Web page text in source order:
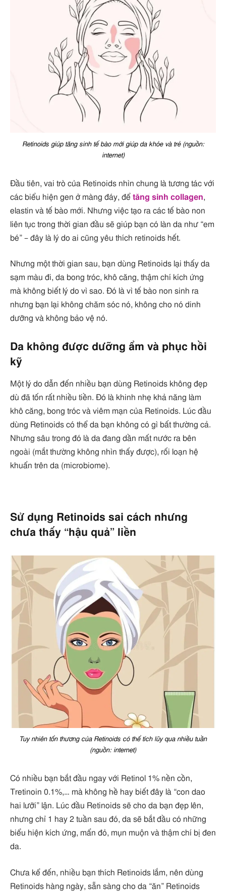
Retinoids giúp tăng sinh tế bào mới giúp da khỏe và trẻ (nguồn:
internet)
Đầu tiên, vai trò của Retinoids nhìn chung là tương tác với
các biểu hiện gen ở màng đáy, để tăng sinh collagen,
elastin và tế bào mới. Nhưng việc tạo ra các tế bào non
liên tục trong thời gian đầu sẽ giúp bạn có làn da như “em
bé” – đây là lý do ai cũng yêu thích retinoids hết.
Nhưng một thời gian sau, bạn dùng Retinoids lại thấy da
sạm màu đi, da bong tróc, khô căng, thậm chí kích ứng
mà không biết lý do vì sao. Đó là vì tế bào non sinh ra
nhưng bạn lại không chăm sóc nó, không cho nó dinh
dưỡng và không bảo vệ nó.
Da không được dưỡng ẩm và phục hồi
kỹ
Một lý do dẫn đến nhiều bạn dùng Retinoids không đẹp
dù đã tốn rất nhiều tiền. Đó là khinh nhẹ khả năng làm
khô căng, bong tróc và viêm mạn của Retinoids. Lúc đầu
dùng Retinoids có thể da bạn không có gì bất thường cả.
Nhưng sâu trong đó là da đang dần mất nước ra bên
ngoài (mắt thường không nhìn thấy được), rối loạn hệ
khuẩn trên da (microbiome).
Sử dụng Retinoids sai cách nhưng
chưa thấy “hậu quả” liền
Tuy nhiên tổn thương của Retinoids có thể tích lũy qua nhiều tuần
(nguồn: internet)
Có nhiều bạn bắt đầu ngay với Retinol 1% nền cồn,
Tretinoin 0.1%,… mà không hề hay biết đây là “con dao
hai lưỡi” lận. Lúc đầu Retinoids sẽ cho da bạn đẹp lên,
nhưng chỉ 1 hay 2 tuần sau đó, da sẽ bắt đầu có những
biểu hiện kích ứng, mẩn đỏ, mụn muộn và thậm chí bị đen
da.
Chưa kể đến, nhiều bạn thích Retinoids lắm, nên dùng
Retinoids hàng ngày, sẵn sàng cho da “ăn” Retinoids